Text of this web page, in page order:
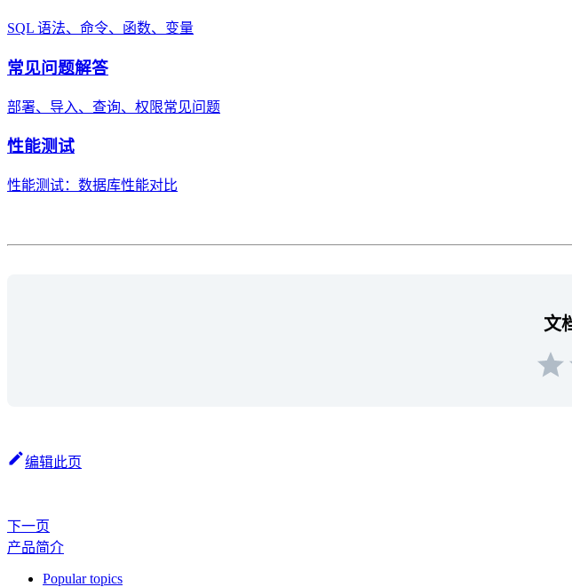
SQL 语法、命令、函数、变量
常见问题解答
部署、导入、查询、权限常见问题
性能测试
性能测试：数据库性能对比
文
编辑此页
下一页
产品简介
Popular topics